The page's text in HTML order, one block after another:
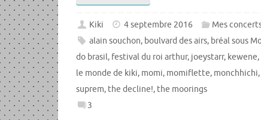
Kiki 4 septembre 2016
Mes
alain souchon, boulvard des airs, bréal sous
do brasil, festival du roi arthur, joeystarr, kewene,
le monde de kiki, momi, momiflette, monchhichi,
suprem, the decline!, the moorings
3